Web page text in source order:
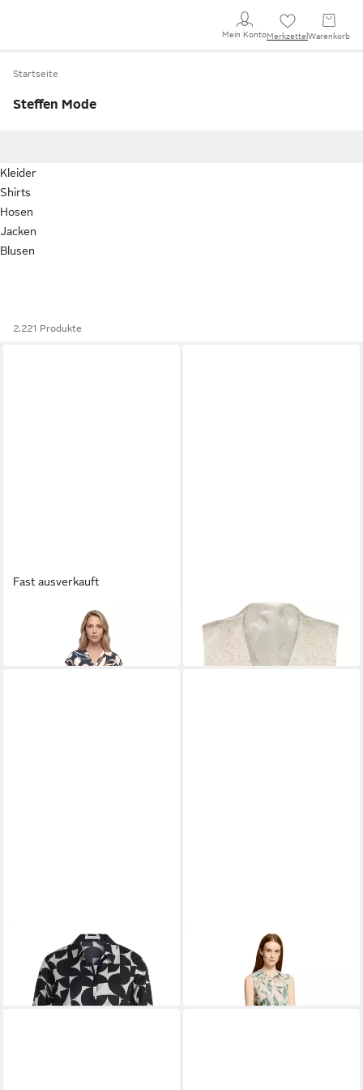
Mein KontoMerkzettel Warenkorb
Startseite
Steffen Mode
Kleider
Shirts
Hosen
Jacken
Blusen
2.221 Produkte
Fast ausverkauft
BETTY BARCLAY
Midikleid Damen mit Raffung
Anzugweste
ab 119,95 €
Langarmbluse
79,99 €
Overall Damen ohne Arm (1-